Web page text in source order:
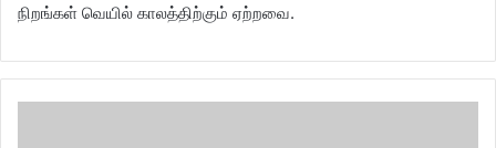
நிறங்கள் வெயில் காலத்திற்கும் ஏற்றவை.